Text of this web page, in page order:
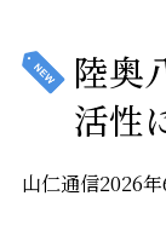
陸奥
活性
山仁通信2026